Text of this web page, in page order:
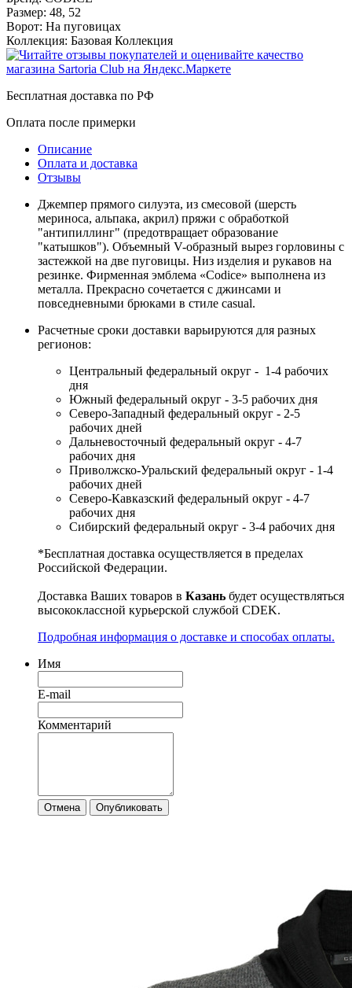
Размер: 48, 52
Ворот: На пуговицах
Коллекция: Базовая Коллекция
Бесплатная доставка по РФ
Оплата после примерки
Описание
Оплата и доставка
Отзывы
Джемпер прямого силуэта, из смесовой (шерсть
мериноса, альпака, акрил) пряжи с обработкой
"антипиллинг" (предотвращает образование
"катышков"). Объемный V-образный вырез горловины с
застежкой на две пуговицы. Низ изделия и рукавов на
резинке. Фирменная эмблема «Codice» выполнена из
металла. Прекрасно сочетается с джинсами и
повседневными брюками в стиле casual.
Расчетные сроки доставки варьируются для разных
регионов:
Центральный федеральный округ - 1-4 рабочих
дня
Южный федеральный округ - 3-5 рабочих дня
Северо-Западный федеральный округ - 2-5
рабочих дней
Дальневосточный федеральный округ - 4-7
рабочих дня
Приволжско-Уральский федеральный округ - 1-4
рабочих дней
Северо-Кавказский федеральный округ - 4-7
рабочих дня
Сибирский федеральный округ - 3-4 рабочих дня
*Бесплатная доставка осуществляется в пределах
Российской Федерации.
Доставка Ваших товаров в Казань будет осуществляться
высококлассной курьерской службой CDEK.
Подробная информация о доставке и способах оплаты.
Имя
E-mail
Комментарий
Отмена Опубликовать